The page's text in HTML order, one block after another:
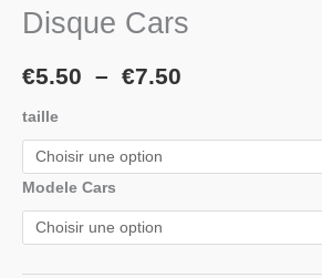
Disque Cars
€5.50 – €7.50
taille
Modele Cars